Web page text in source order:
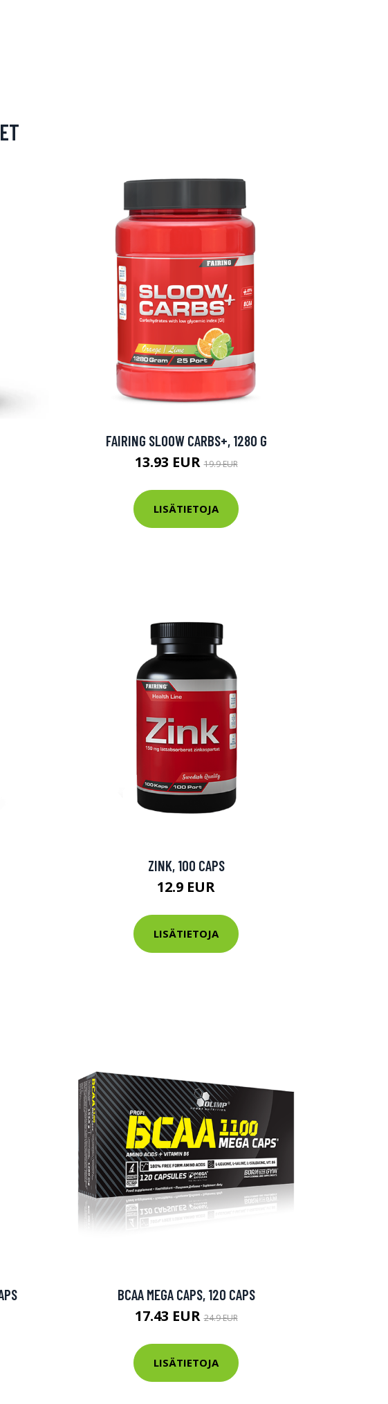
FAIRING SLOOW CARBS+, 1280 G
13.93 EUR19.9 EUR
LISÄTIETOJA
ZINK, 100 CAPS
12.9 EUR
LISÄTIETOJA
BCAA MEGA CAPS, 120 CAPS
17.43 EUR24.9 EUR
LISÄTIETOJA